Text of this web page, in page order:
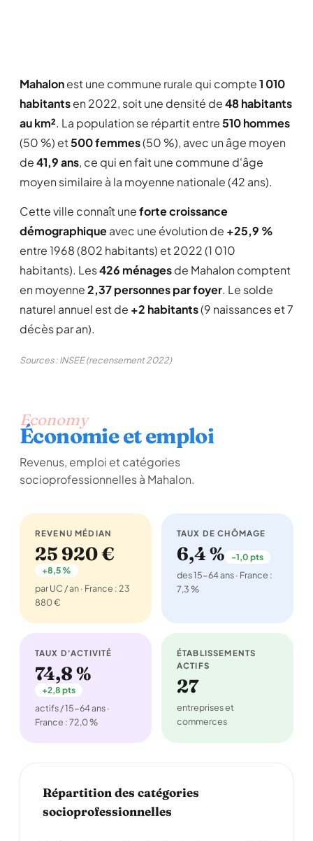
Mahalonest une commune rurale qui compte1 010
habitantsen 2022, soit une densité de48 habitants
au km². La population se répartit entre510 hommes
(50 %) et500 femmes(50 %), avec un âge moyen
de41,9 ans, ce qui en fait une commune d'âge
moyen similaire à la moyenne nationale (42 ans).
Cette ville connaît uneforte croissance
démographiqueavec une évolution de +25,9 %
entre 1968 (802 habitants) et 2022 (1 010
habitants). Les426 ménagesde Mahalon comptent
en moyenne2,37 personnes par foyer. Le solde
naturel annuel est de +2 habitants(9 naissances et 7
décès par an).
Sources : INSEE (recensement 2022)
Economy
Économie et emploi
Revenus, emploi et catégories
socioprofessionnelles à Mahalon.
REVENU MÉDIAN
25 920 €
+8,5 %
par UC / an · France : 23
880 €
TAUX DE CHÔMAGE
6,4 % -1,0 pts
des 15-64 ans · France :
7,3 %
TAUX D'ACTIVITÉ
74,8 %
+2,8 pts
actifs / 15-64 ans ·
France : 72,0 %
ÉTABLISSEMENTS
ACTIFS
27
entreprises et
commerces
Répartition des catégories
socioprofessionnelles